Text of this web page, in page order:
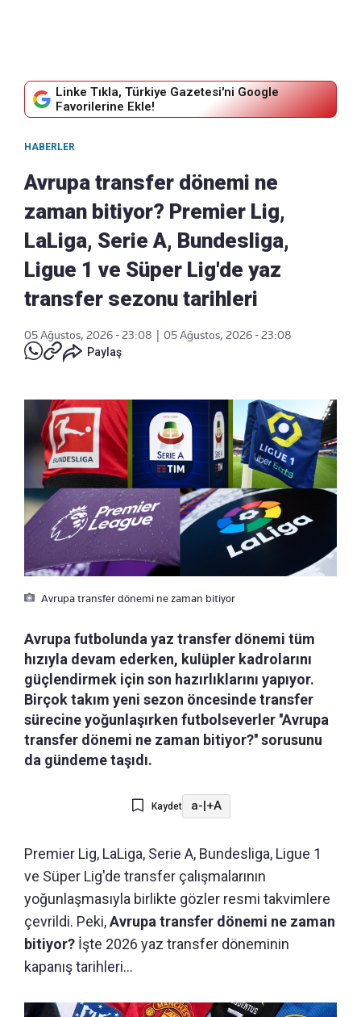
Linke Tıkla, Türkiye Gazetesi'ni Google
Favorilerine Ekle!
HABERLER
Avrupa transfer dönemi ne
zaman bitiyor? Premier Lig,
LaLiga, Serie A, Bundesliga,
Ligue 1 ve Süper Lig'de yaz
transfer sezonu tarihleri
05 Ağustos, 2026 - 23:08
05 Ağustos, 2026 - 23:08
Paylaş
Avrupa transfer dönemi ne zaman bitiyor
Avrupa futbolunda yaz transfer dönemi tüm
hızıyla devam ederken, kulüpler kadrolarını
güçlendirmek için son hazırlıklarını yapıyor.
Birçok takım yeni sezon öncesinde transfer
sürecine yoğunlaşırken futbolseverler ''Avrupa
transfer dönemi ne zaman bitiyor?'' sorusunu
da gündeme taşıdı.
Kaydet a- +A
Premier Lig, LaLiga, Serie A, Bundesliga, Ligue 1
ve Süper Lig'de transfer çalışmalarının
yoğunlaşmasıyla birlikte gözler resmi takvimlere
çevrildi. Peki,Avrupa transfer dönemi ne zaman
bitiyor? İşte 2026 yaz transfer döneminin
kapanış tarihleri...